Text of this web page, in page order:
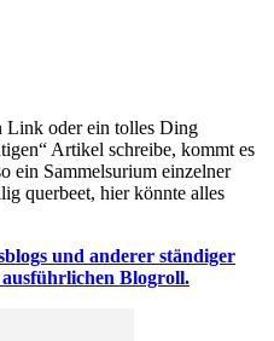
Link oder ein tolles Ding
Artikel schreibe, kommt es
ein Sammelsurium einzelner
querbeet, hier könnte alles
und anderer ständiger
Blogroll.